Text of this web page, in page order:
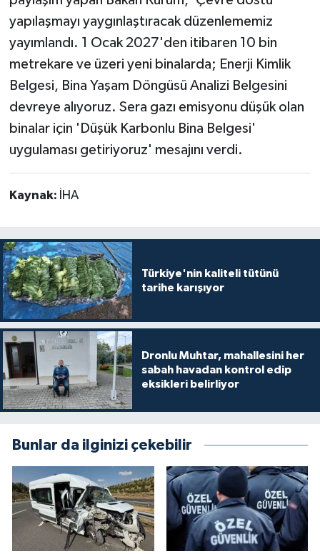
yapılaşmayı yaygınlaştıracak düzenlememiz
yayımlandı. 1 Ocak 2027'den itibaren 10 bin
metrekare ve üzeri yeni binalarda; Enerji Kimlik
Belgesi, Bina Yaşam Döngüsü Analizi Belgesini
devreye alıyoruz. Sera gazı emisyonu düşük olan
binalar için 'Düşük Karbonlu Bina Belgesi'
uygulaması getiriyoruz' mesajını verdi.
Kaynak: İHA
Türkiye'nin kaliteli tütünü
tarihe karışıyor
Dronlu Muhtar, mahallesini her
sabah havadan kontrol edip
eksikleri belirliyor
Bunlar da ilginizi çekebilir